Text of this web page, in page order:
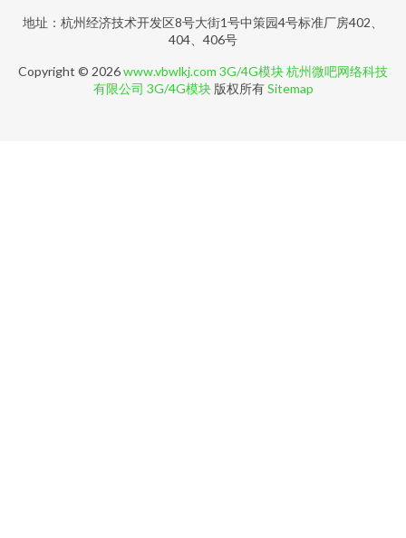
地址：杭州经济技术开发区8号大街1号中策园4号标准厂房402、
404、406号
Copyright © 2026www.vbwlkj.com 3G/4G模块杭州微吧网络科技
有限公司 3G/4G模块版权所有Sitemap